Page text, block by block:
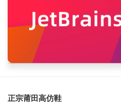
正宗莆田高仿鞋